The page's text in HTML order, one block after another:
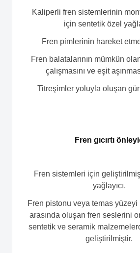
Kaliperli fren sistemlerinin
için sentetik özel
Fren pimlerinin hareket
Fren balatalarının mümkün
çalışmasını ve eşit
Titreşimler yoluyla oluşan
Fren gıcırtı
Fren sistemleri için
yağlayıcı.
Fren pistonu veya temas yüzeyi
arasında oluşan fren seslerini
sentetik ve seramik
geliştirilmiştir.